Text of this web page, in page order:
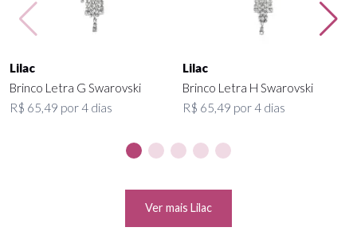
Lilac
Brinco Letra G Swarovski
R$ 65,49 por 4 dias
Lilac
Brinco Letra H Swarovski
R$ 65,49 por 4 dias
Ver mais Lilac